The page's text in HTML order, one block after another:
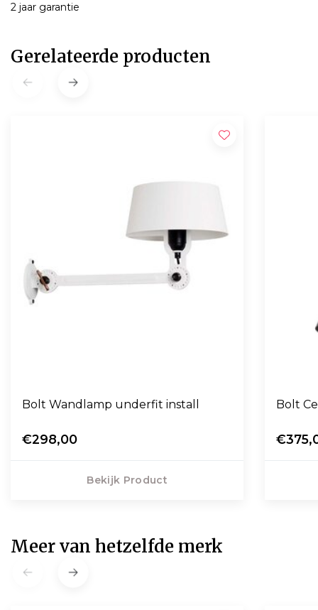
2 jaar garantie
Gerelateerde producten
Bolt Wandlamp underfit install
€298,00
Bekijk Product
Bolt
Meer van hetzelfde merk